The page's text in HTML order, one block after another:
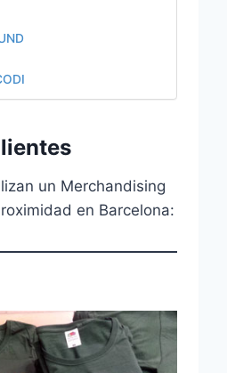
un Merchandising
en Barcelona: